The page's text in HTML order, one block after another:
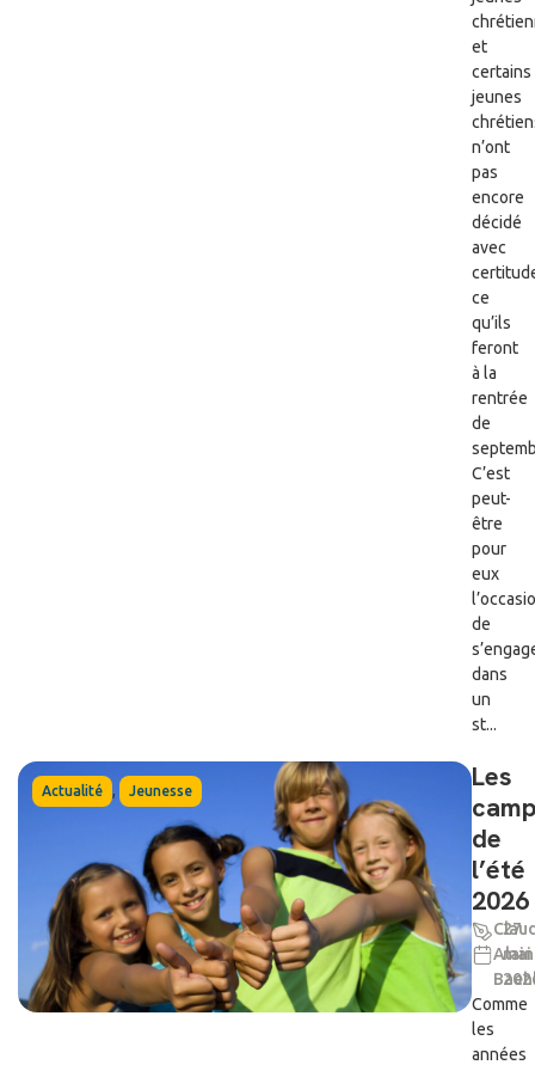
et
certains
jeunes
n’ont
pas
encore
décidé
avec
ce
qu’ils
feront
à la
rentrée
de
C’est
peut-
être
pour
eux
de
dans
un
st...
Actualité , Jeunesse
Les
de
l’été
2026
Alain
27
mai
Comme
les
années